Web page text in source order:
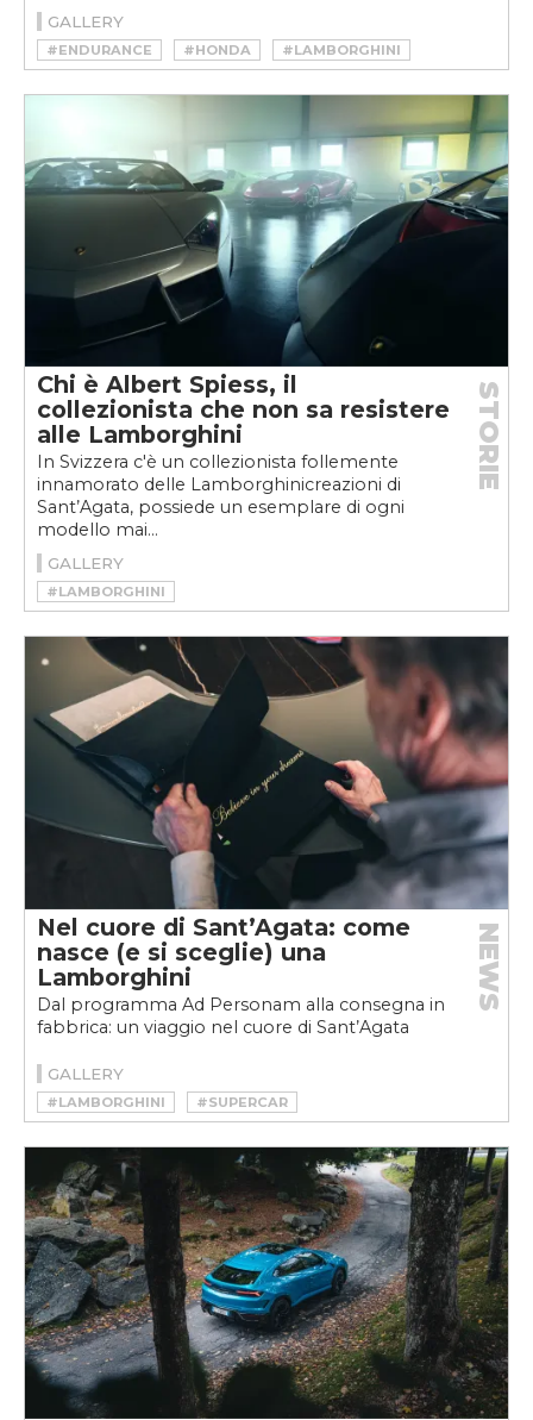
GALLERY
#ENDURANCE #HONDA
#LAMBORGHINI
#MOTORSPORT
Chi è Albert Spiess, il
collezionista che non sa resistere
alle Lamborghini
In Svizzera c'è un collezionista follemente
innamorato delle Lamborghinicreazioni di
Sant’Agata, possiede un esemplare di ogni
modello mai...
STORIE
GALLERY
#LAMBORGHINI
Nel cuore di Sant’Agata: come
nasce (e si sceglie) una
Lamborghini
Dal programma Ad Personam alla consegna in
fabbrica: un viaggio nel cuore di Sant’Agata
NEWS
GALLERY
#LAMBORGHINI #SUPERCAR